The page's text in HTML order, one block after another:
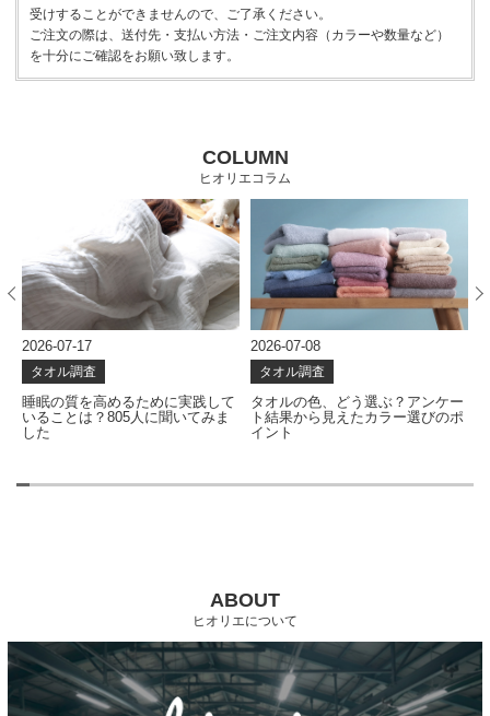
受けすることができませんので、ご了承ください。
ご注文の際は、送付先・支払い方法・ご注文内容（カラーや数量など）
を十分にご確認をお願い致します。
COLUMN
ヒオリエコラム
2026-07-17
タオル調査
睡眠の質を高めるために実践して
いることは？805人に聞いてみま
した
2026-07-08
タオル調査
タオルの色、どう選ぶ？アンケー
ト結果から見えたカラー選びのポ
イント
ABOUT
ヒオリエについて